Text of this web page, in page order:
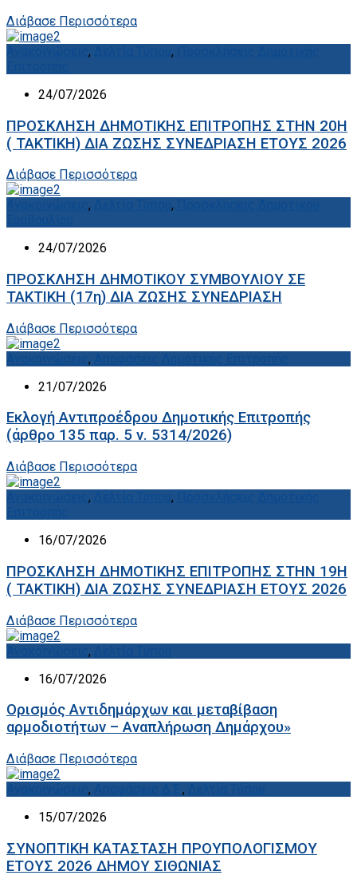
Διάβασε Περισσότερα
, ,
24/07/2026
ΠΡΟΣΚΛΗΣΗ ΔΗΜΟΤΙΚΗΣ ΕΠΙΤΡΟΠΗΣ ΣΤΗΝ 20Η
( ΤΑΚΤΙΚΗ) ΔΙΑ ΖΩΣΗΣ ΣΥΝΕΔΡΙΑΣΗ ΕΤΟΥΣ 2026
Διάβασε Περισσότερα
, ,
24/07/2026
ΠΡΟΣΚΛΗΣΗ ΔΗΜΟΤΙΚΟΥ ΣΥΜΒΟΥΛΙΟΥ ΣΕ
ΤΑΚΤΙΚΗ (17η) ΔΙΑ ΖΩΣΗΣ ΣΥΝΕΔΡΙΑΣΗ
Διάβασε Περισσότερα
,
21/07/2026
Εκλογή Αντιπροέδρου Δημοτικής Επιτροπής
(άρθρο 135 παρ. 5 ν. 5314/2026)
Διάβασε Περισσότερα
, ,
16/07/2026
ΠΡΟΣΚΛΗΣΗ ΔΗΜΟΤΙΚΗΣ ΕΠΙΤΡΟΠΗΣ ΣΤΗΝ 19Η
( ΤΑΚΤΙΚΗ) ΔΙΑ ΖΩΣΗΣ ΣΥΝΕΔΡΙΑΣΗ ΕΤΟΥΣ 2026
Διάβασε Περισσότερα
,
16/07/2026
Ορισμός Αντιδημάρχων και μεταβίβαση
αρμοδιοτήτων – Αναπλήρωση Δημάρχου»
Διάβασε Περισσότερα
, ,
15/07/2026
ΣΥΝΟΠΤΙΚΗ ΚΑΤΑΣΤΑΣΗ ΠΡΟΥΠΟΛΟΓΙΣΜΟΥ
ΕΤΟΥΣ 2026 ΔΗΜΟΥ ΣΙΘΩΝΙΑΣ